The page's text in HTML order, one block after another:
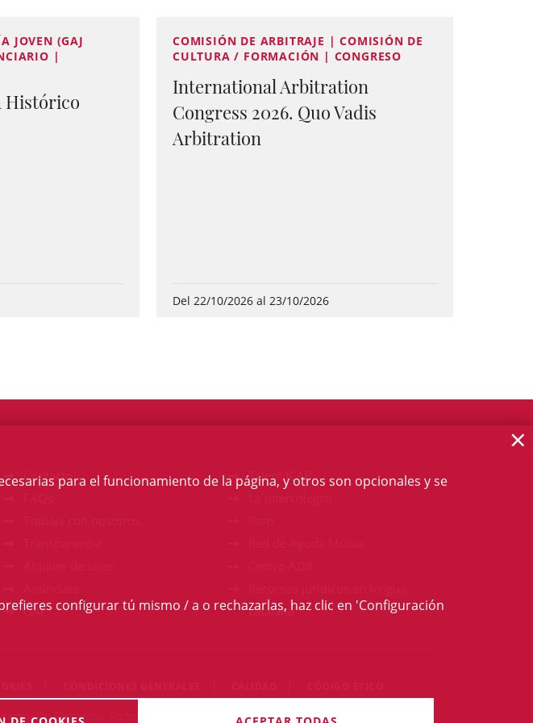
JOVEN (GAJ
|
Histórico
COMISIÓN DE ARBITRAJE | COMISIÓN DE
CULTURA / FORMACIÓN | CONGRESO
International Arbitration
Congress 2026. Quo Vadis
Arbitration
Del 22/10/2026 al 23/10/2026
Contacto
GAJ
Talent ICAB
catalana
de Barcelona. Todos los derechos reservados
para el funcionamiento de la página, y otros son opcionales y se
configurar tú mismo / a o rechazarlas, haz clic en 'Configuración
×